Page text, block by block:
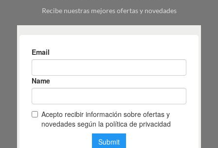
espacio
Recibe nuestras mejores ofertas y novedades